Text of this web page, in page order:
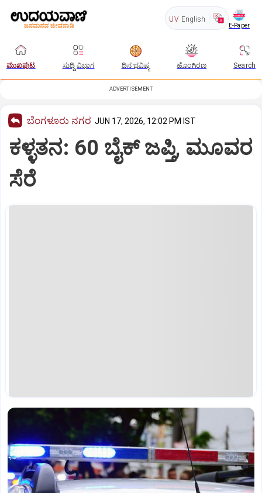
UV English
E-Paper
ಮುಖಪುಟ ಸುದ್ದಿ ವಿಭಾಗ ದಿನ ಭವಿಷ್ಯ ಹೊಂಗಿರಣ Search
ADVERTISEMENT
ಬೆಂಗಳೂರು ನಗರ JUN 17, 2026, 12:02 PM IST
ಕಳ್ಳತನ: 60 ಬೈಕ್‌ ಜಪ್ತಿ, ಮೂವರ
ಸೆರೆ